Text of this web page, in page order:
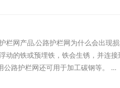
栏网产品,公路护栏网为什么会出现
动的铁或预埋铁，铁会生锈，并连接
公路护栏网还可用于加工碳钢等。 …